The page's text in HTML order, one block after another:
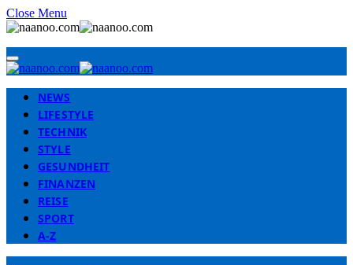
Close Menu
NEWS
LIFESTYLE
TECHNIK
STYLE
GESUNDHEIT
FINANZEN
REISE
SPORT
A-Z